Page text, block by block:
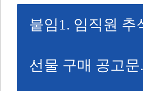
붙임1. 임직원 추
선물 구매 공고문